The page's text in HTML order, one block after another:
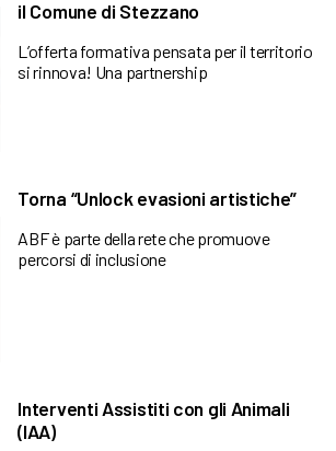
il Comune di Stezzano
L’offerta formativa pensata per il territorio
si rinnova! Una partnership
Torna “Unlock evasioni artistiche”
ABF è parte della rete che promuove
percorsi di inclusione
Interventi Assistiti con gli Animali
(IAA)